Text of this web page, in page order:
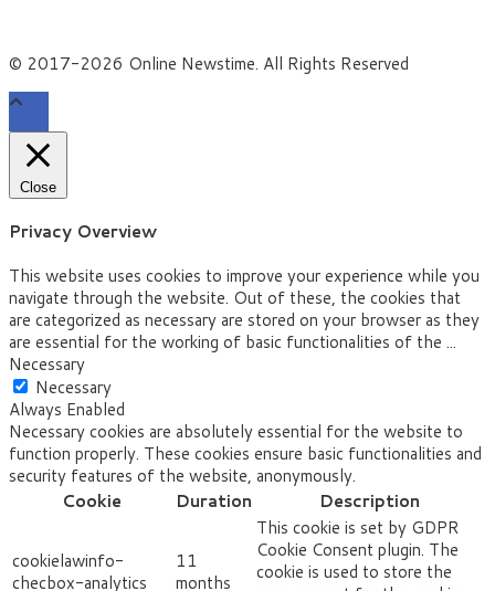
© 2017-2026 Online Newstime. All Rights Reserved
Close
Privacy Overview
This website uses cookies to improve your experience while you
navigate through the website. Out of these, the cookies that
are categorized as necessary are stored on your browser as they
are essential for the working of basic functionalities of the ...
Necessary
Necessary
Always Enabled
Necessary cookies are absolutely essential for the website to
function properly. These cookies ensure basic functionalities and
security features of the website, anonymously.
Cookie
Duration Description
cookielawinfo-
checbox-analytics
11
months
This cookie is set by GDPR
Cookie Consent plugin. The
cookie is used to store the